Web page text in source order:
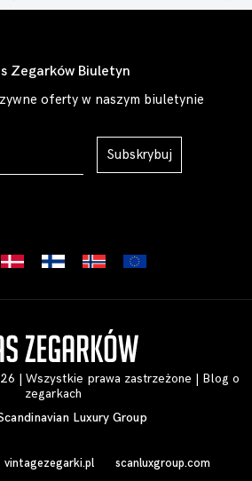
Zegarków Biuletyn
oferty w naszym biuletynie
Subskrybuj
| Wszystkie prawa zastrzeżone | Blog o
zegarkach
Luxury Group
vintagezegarki.pl scanluxgroup.com